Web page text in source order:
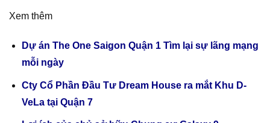
Xem thêm
Dự án The One Saigon Quận 1 Tìm lại sự lãng mạng
mỗi ngày
Cty Cổ Phần Đầu Tư Dream House ra mắt Khu D-
VeLa tại Quận 7